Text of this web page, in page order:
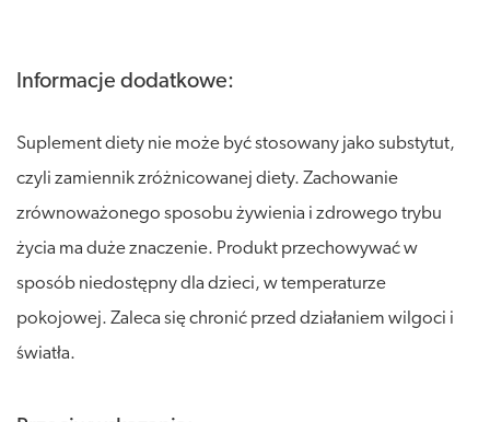
Informacje dodatkowe:
Suplement diety nie może być stosowany jako substytut,
czyli zamiennik zróżnicowanej diety. Zachowanie
zrównoważonego sposobu żywienia i zdrowego trybu
życia ma duże znaczenie. Produkt przechowywać w
sposób niedostępny dla dzieci, w temperaturze
pokojowej. Zaleca się chronić przed działaniem wilgoci i
światła.